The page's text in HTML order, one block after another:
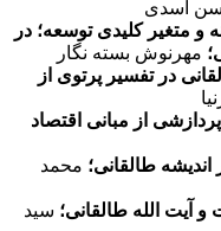
اسدی
متغیر کلیدی توسعه؛ در
مهرنوش بسته ‏نگار
در تفسیر پرتوی از
از مبانی اقتصاد
طالقانی؛ محمد
آیت ‏الله طالقانی؛ سید